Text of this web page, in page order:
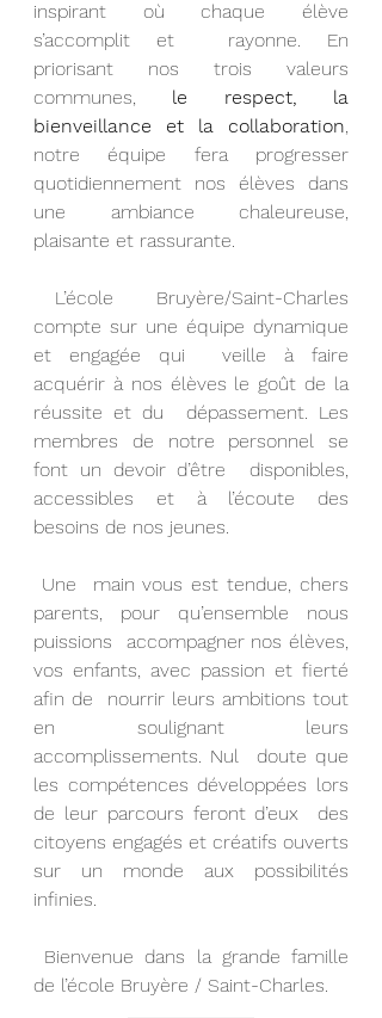
inspirant où chaque élève
s’accomplit et  rayonne. En
priorisant nos trois valeurs
communes, le respect, la
bienveillance et la collaboration,
notre équipe fera progresser
quotidiennement nos élèves dans
une ambiance chaleureuse,
plaisante et rassurante.
compte sur une équipe dynamique
et engagée qui  veille à faire
acquérir à nos élèves le goût de la
réussite et du  dépassement. Les
membres de notre personnel se
font un devoir d’être  disponibles,
accessibles et à l’écoute des
besoins de nos jeunes.
parents, pour qu’ensemble nous
puissions  accompagner nos élèves,
vos enfants, avec passion et fierté
afin de  nourrir leurs ambitions tout
en soulignant leurs
accomplissements. Nul  doute que
les compétences développées lors
de leur parcours feront d’eux  des
citoyens engagés et créatifs ouverts
sur un monde aux possibilités
infinies.
de l’école Bruyère / Saint-Charles.